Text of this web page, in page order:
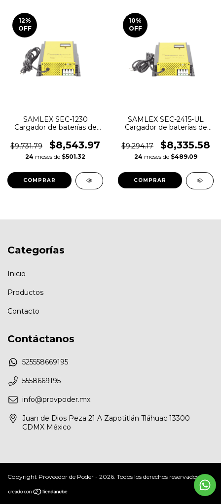
12%
OFF
SAMLEX SEC-1230
Cargador de baterías de
$9,731.79
$8,543.97
24 meses de $501.32
10%
OFF
SAMLEX SEC-2415-UL
Cargador de baterías de
$9,294.17
$8,335.58
24 meses de $489.09
Categorías
Inicio
Productos
Contacto
Contáctanos
525558669195
5558669195
info@provpoder.mx
Juan de Dios Peza 21 A Zapotitlán Tláhuac 13300
CDMX México
Copyright Proveedor de Poder - 2026. Todos los derechos reservados.